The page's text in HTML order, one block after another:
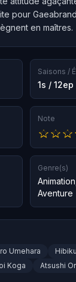
pour
en maîtres.
Saisons /
1s / 12ep
Note
Genre(s)
Animation
Aventure
Umehara
Koga Atsushi